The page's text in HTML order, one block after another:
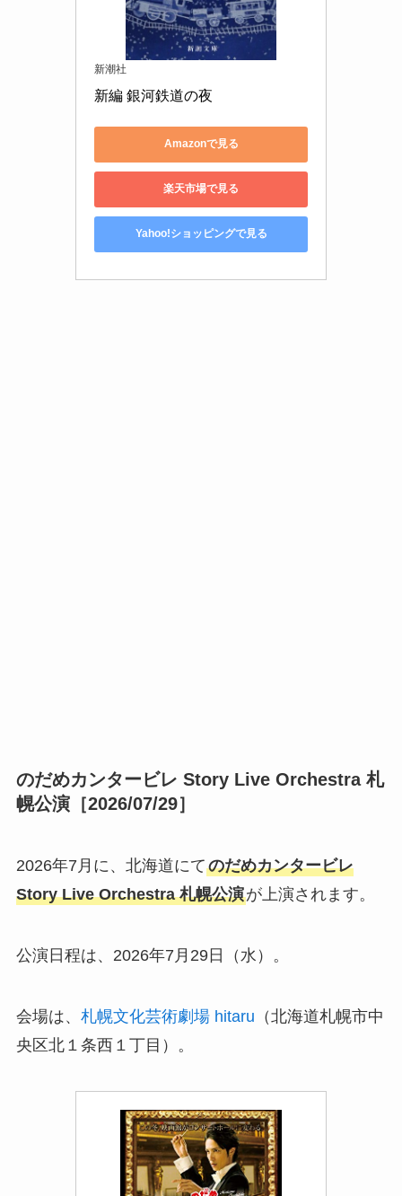
新潮社
新編 銀河鉄道の夜
Amazonで見る
楽天市場で見る
Yahoo!ショッピングで見る
のだめカンタービレ Story Live Orchestra 札
幌公演［2026/07/29］
2026年7月に、北海道にてのだめカンタービレ
Story Live Orchestra 札幌公演が上演されます。
公演日程は、2026年7月29日（水）。
会場は、 札幌文化芸術劇場 hitaru （北海道札幌市中
央区北１条西１丁目）。